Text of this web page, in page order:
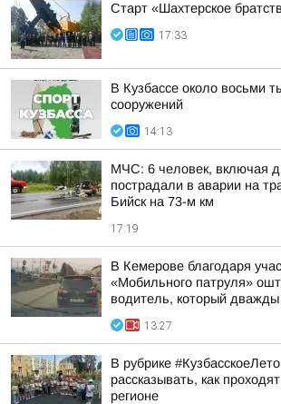
Старт «Шахтерское
17:33
В Кузбассе около восьми
сооружений
14:13
МЧС: 6 человек, включая
пострадали в аварии на
Бийск на 73-м км
17:19
В Кемерове благодаря
«Мобильного патруля»
водитель, который
13:27
В рубрике
рассказывать, как
регионе